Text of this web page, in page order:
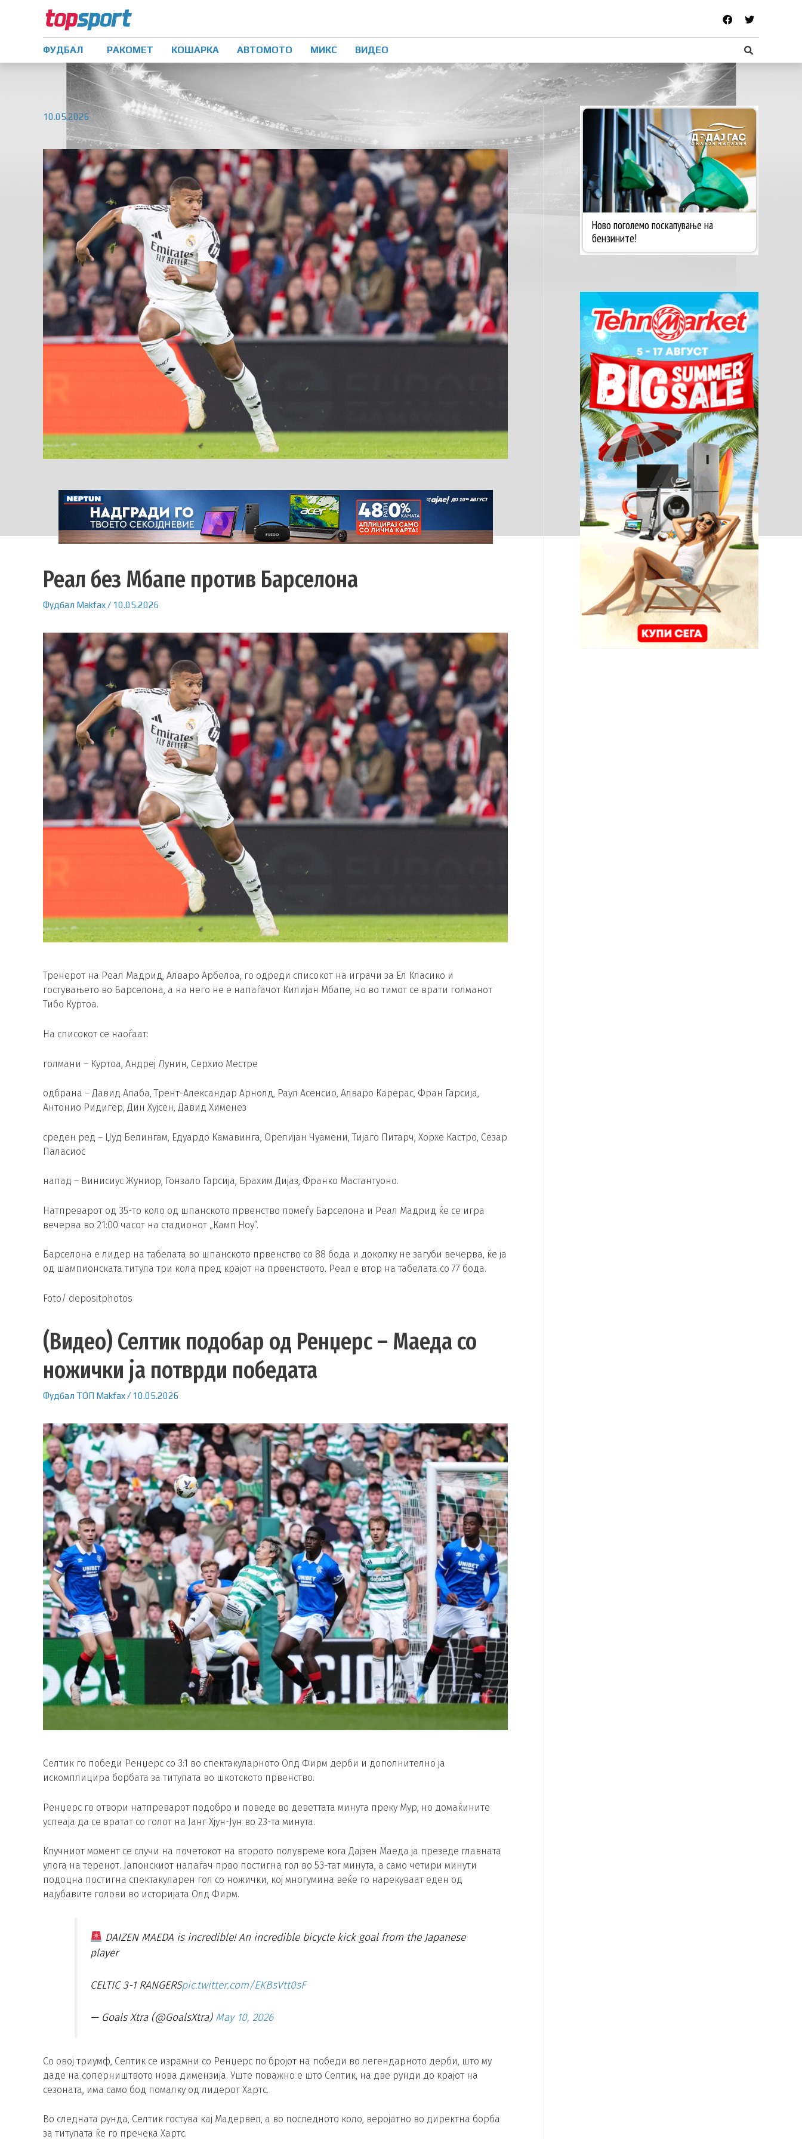
ФУДБАЛ РАКОМЕТ КОШАРКА АВТОМОТО МИКС ВИДЕО
10.05.2026
Реал без Мбапе против Барселона
Фудбал Makfax/ 10.05.2026
Тренерот на Реал Мадрид, Алваро Арбелоа, го одреди списокот на играчи за Ел Класико и
гостувањето во Барселона, а на него не е напаѓачот Килијан Мбапе, но во тимот се врати голманот
Тибо Куртоа.
На списокот се наоѓаат:
голмани – Куртоа, Андреј Лунин, Серхио Местре
одбрана – Давид Алаба, Трент-Александар Арнолд, Раул Асенсио, Алваро Карерас, Фран Гарсија,
Антонио Ридигер, Дин Хујсен, Давид Хименез
среден ред – Џуд Белингам, Едуардо Камавинга, Орелијан Чуамени, Тијаго Питарч, Хорхе Кастро, Сезар
Паласиос
напад – Винисиус Жуниор, Гонзало Гарсија, Брахим Дијаз, Франко Мастантуоно.
Натпреварот од 35-то коло од шпанското првенство помеѓу Барселона и Реал Мадрид ќе се игра
вечерва во 21:00 часот на стадионот „Камп Ноу“.
Барселона е лидер на табелата во шпанското првенство со 88 бода и доколку не загуби вечерва, ќе ја
од шампионската титула три кола пред крајот на првенството. Реал е втор на табелата со 77 бода.
Foto/ depositphotos
(Видео) Селтик подобар од Ренџерс – Маеда со
ножички ја потврди победата
Фудбал ТОП Makfax/ 10.05.2026
Селтик го победи Ренџерс со 3:1 во спектакуларното Олд Фирм дерби и дополнително ја
искомплицира борбата за титулата во шкотското првенство.
Ренџерс го отвори натпреварот подобро и поведе во деветтата минута преку Мур, но домаќините
успеаја да се вратат со голот на Јанг Хјун-Јун во 23-та минута.
Клучниот момент се случи на почетокот на второто полувреме кога Дајзен Маеда ја презеде главната
улога на теренот. Јапонскиот напаѓач прво постигна гол во 53-тат минута, а само четири минути
подоцна постигна спектакуларен гол со ножички, кој многумина веќе го нарекуваат еден од
најубавите голови во историјата Олд Фирм.
DAIZEN MAEDA is incredible! An incredible bicycle kick goal from the Japanese
player
CELTIC 3-1 RANGERSpic.twitter.com/EKBsVtt0sF
— Goals Xtra (@GoalsXtra) May 10, 2026
Со овој триумф, Селтик се израмни со Ренџерс по бројот на победи во легендарното дерби, што му
даде на соперништвото нова димензија. Уште поважно е што Селтик, на две рунди до крајот на
сезоната, има само бод помалку од лидерот Хартс.
Во следната рунда, Селтик гостува кај Мадервел, а во последното коло, веројатно во директна борба
за титулата ќе го пречека Хартс.